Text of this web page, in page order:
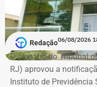
a profissão de
Em documento de
Brasil, Alex Ofredi
Melim Corretora de
setor de seguros e
Redação06/08/2026
O plenário do Tribunal
RJ) aprovou a
Instituto de Previdência